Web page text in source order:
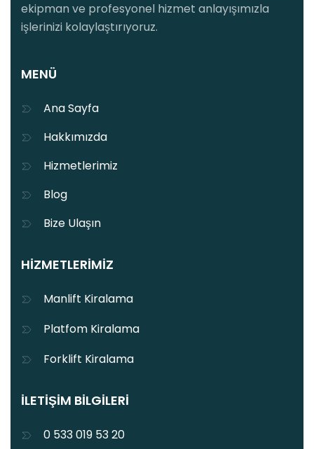
ekipman ve profesyonel hizmet anlayışımızla
işlerinizi kolaylaştırıyoruz.
MENÜ
Ana Sayfa
Hakkımızda
Hizmetlerimiz
Blog
Bize Ulaşın
HIZMETLERIMIZ
Manlift Kiralama
Platfom Kiralama
Forklift Kiralama
İLETIŞIM BILGILERI
0 533 019 53 20